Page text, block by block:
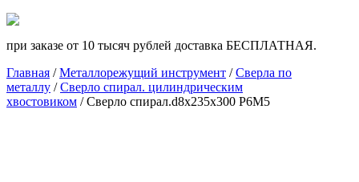
при заказе от 10 тысяч рублей доставка БЕСПЛАТНАЯ.
Главная /Металлорежущий инструмент /Сверла по
металлу /Сверло спирал. цилиндрическим
хвостовиком / Сверло спирал.d8х235х300 Р6М5